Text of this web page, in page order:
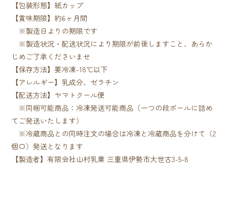
【包装形態】紙カップ
【賞味期限】約6ヶ月間
※製造日よりの期限です
※製造状況・配送状況により期限が前後しますこと、あらか
じめご了承くださいませ
【保存方法】要冷凍-18℃以下
【アレルギー】乳成分、ゼラチン
【配送方法】ヤマトクール便
※同梱可能商品：冷凍発送可能商品（一つの段ボールに詰め
てご発送いたします）
※冷蔵商品との同時注文の場合は冷凍と冷蔵商品を分けて（2
個口）発送となります
【製造者】有限会社山村乳業 三重県伊勢市大世古3-5-8